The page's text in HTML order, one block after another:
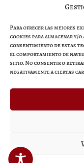
Para ofrecer las mejores
cookies para almacenar y/
consentimiento de estas
el comportamiento de
sitio. No consentir o
negativamente a ciertas